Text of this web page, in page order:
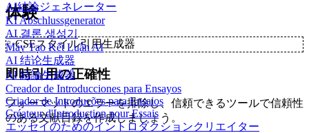
AI結論ジェネレーター
KI Abschlussgenerator
AI 결론 생성기
Máy Tạo Kết Luận AI
AI 结论生成器
AI 結論生成器
Creador de Introducciones para Ensayos
Criador de Introduções para Ensaios
Créateur d'Introduction pour Essais
エッセイのためのイントロダクションクリエイター
体験
✨CSEスタイル引用生成器
即時引用の正確性
フォーマットのエラーを排除し、信頼できるツールで信頼性
のある文献目録を作成しましょう。